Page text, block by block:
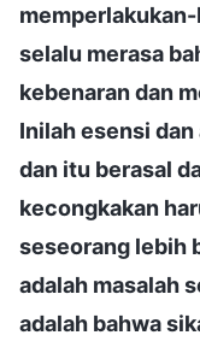
selalu merasa
kebenaran dan
Inilah esensi
dan itu berasal
kecongkakan
seseorang lebih
adalah masalah
adalah bahwa